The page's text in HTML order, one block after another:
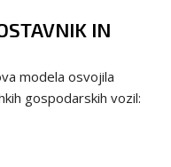
IN
modela osvojila
gospodarskih vozil: